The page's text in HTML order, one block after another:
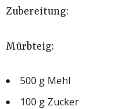
Zubereitung:
Mürbteig:
500 g Mehl
100 g Zucker